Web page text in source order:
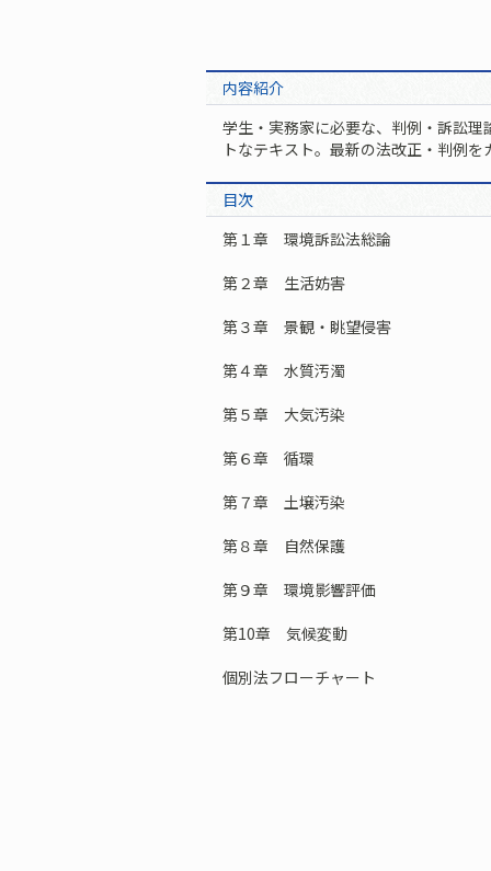
内容紹介
学生・実務家に必要な、判例・訴訟
トなテキスト。最新の法改正・判例
目次
第１章 環境訴訟法総論
第２章 生活妨害
第３章 景観・眺望侵害
第４章 水質汚濁
第５章 大気汚染
第６章 循環
第７章 土壌汚染
第８章 自然保護
第９章 環境影響評価
第10章 気候変動
個別法フローチャート